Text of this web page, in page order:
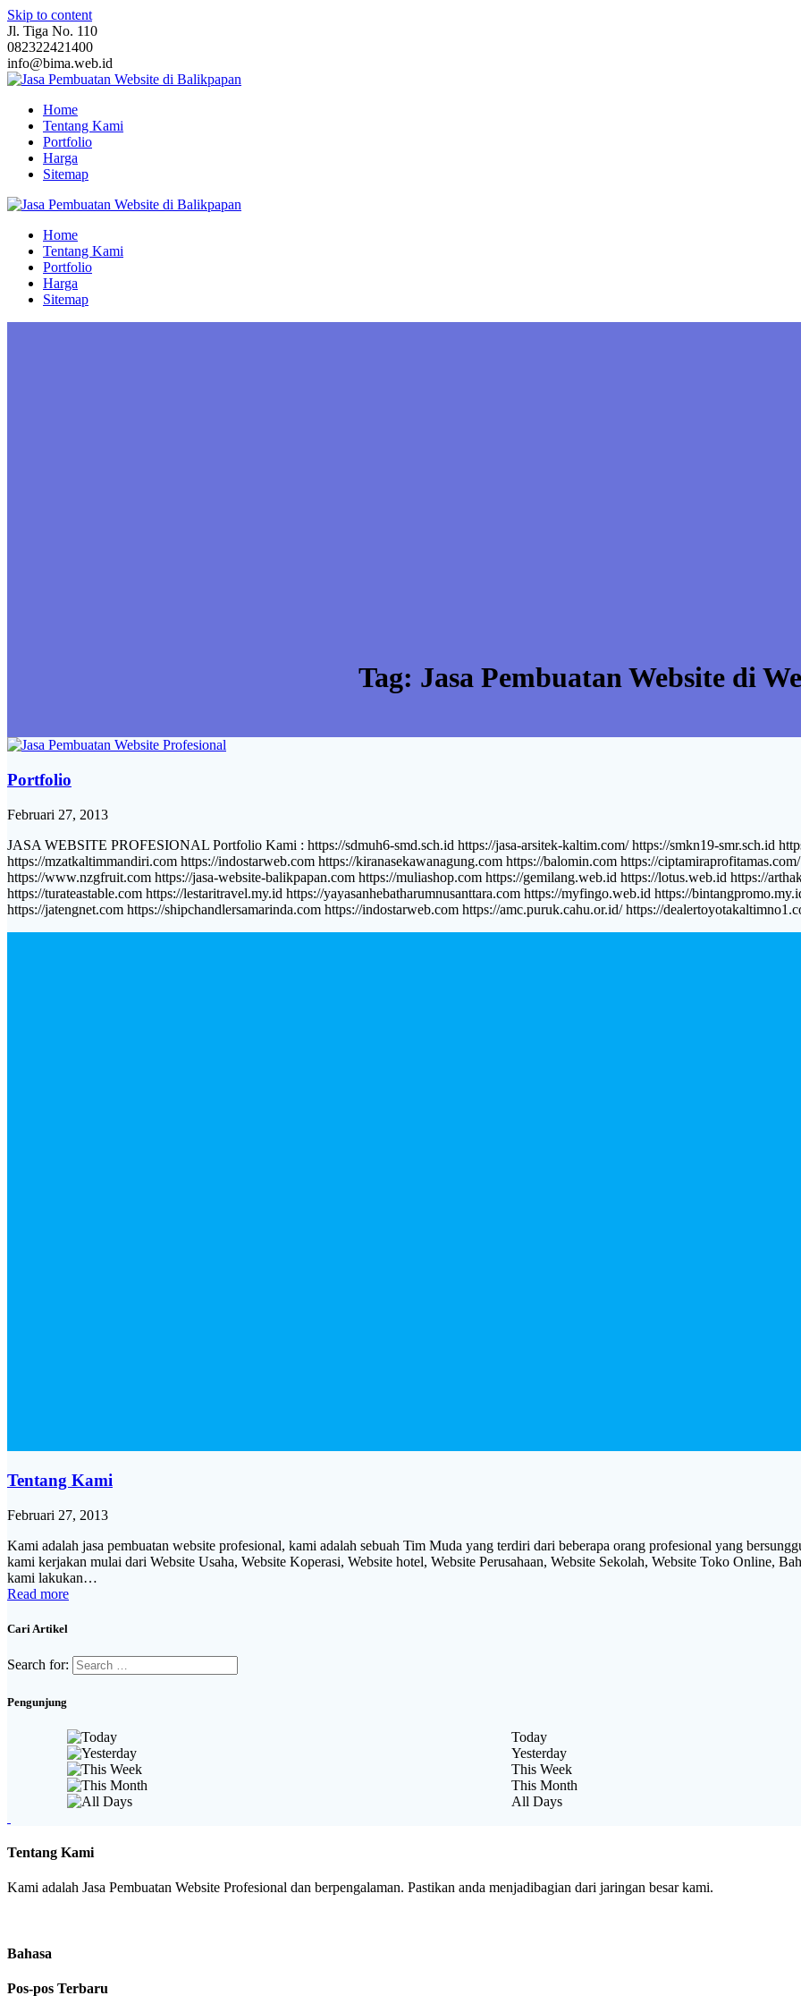
Skip to content
Jl. Tiga No. 110
082322421400
info@bima.web.id
Home
Tentang Kami
Portfolio
Harga
Sitemap
Home
Tentang Kami
Portfolio
Harga
Sitemap
Tag: Jasa Pembuatan Website di
Portfolio
Februari 27, 2013
JASA WEBSITE PROFESIONAL Portfolio Kami : https://sdmuh6-smd.sch.id https://jasa-arsitek-kaltim.com/ https://smkn19-smr.sch.id
https://mzatkaltimmandiri.com https://indostarweb.com https://kiranasekawanagung.com https://balomin.com https://
https://www.nzgfruit.com https://jasa-website-balikpapan.com https://muliashop.com https://gemilang.web.id https://lotus.web.id https://
https://turateastable.com https://lestaritravel.my.id https://yayasanhebatharumnusanttara.com https://myfingo.web.id https://
https://jatengnet.com https://shipchandlersamarinda.com https://indostarweb.com https://amc.puruk.cahu.or.id/ https://
Tentang Kami
Februari 27, 2013
Kami adalah jasa pembuatan website profesional, kami adalah sebuah Tim Muda yang terdiri dari beberapa orang profesional yang
kami kerjakan mulai dari Website Usaha, Website Koperasi, Website hotel, Website Perusahaan, Website Sekolah, Website Toko Online,
kami lakukan…
Read more
Cari Artikel
Search for:
Pengunjung
Today
Yesterday
This Week
This Month
All Days
Tentang Kami
Kami adalah Jasa Pembuatan Website Profesional dan berpengalaman. Pastikan anda menjadibagian dari jaringan besar kami.
Bahasa
Pos-pos Terbaru